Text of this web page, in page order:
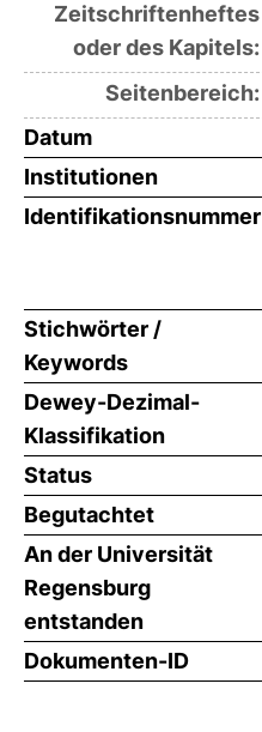
Zeitschriftenheftes
oder des Kapitels:
Seitenbereich:
Datum
Institutionen
Identifikationsnummer
Stichwörter /
Keywords
Dewey-Dezimal-
Klassifikation
Status
Begutachtet
An der Universität
Regensburg
entstanden
Dokumenten-ID